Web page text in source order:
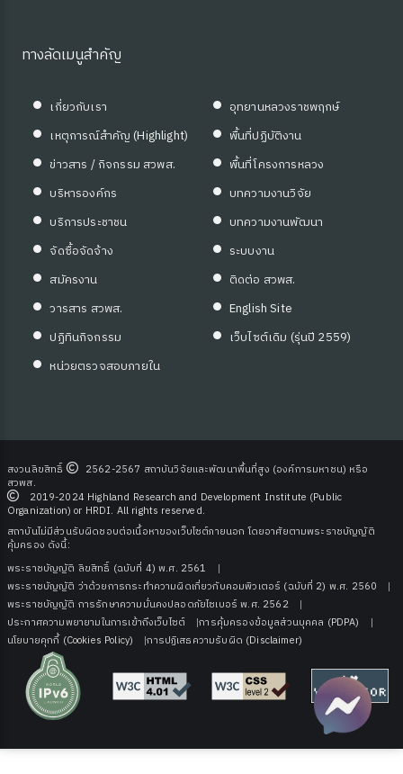
ทางลัดเมนูสำคัญ
เกี่ยวกับเรา
เหตุการณ์สำคัญ (Highlight)
ข่าวสาร / กิจกรรม สวพส.
บริหารองค์กร
บริการประชาชน
จัดซื้อจัดจ้าง
สมัครงาน
วารสาร สวพส.
ปฏิทินกิจกรรม
หน่วยตรวจสอบภายใน
อุทยานหลวงราชพฤกษ์
พื้นที่ปฏิบัติงาน
พื้นที่โครงการหลวง
บทความงานวิจัย
บทความงานพัฒนา
ระบบงาน
ติดต่อ สวพส.
English Site
เว็บไซต์เดิม (รุ่นปี 2559)
สงวนลิขสิทธิ์
2562-2567 สถาบันวิจัยและพัฒนาพื้นที่สูง (องค์การมหาชน) หรือ
สวพส.
2019-2024 Highland Research and Development Institute (Public
Organization) or HRDI. All rights reserved.
สถาบันไม่มีส่วนรับผิดชอบต่อเนื้อหาของเว็บไซต์ภายนอก โดยอาศัยตามพระราชบัญญัติ
คุ้มครอง ดังนี้:
พระราชบัญญัติ ลิขสิทธิ์ (ฉบับที่ 4) พ.ศ. 2561
พระราชบัญญัติ ว่าด้วยการกระทําความผิดเกี่ยวกับคอมพิวเตอร์ (ฉบับที่ 2) พ.ศ. 2560
พระราชบัญญัติ การรักษาความมั่นคงปลอดภัยไซเบอร์ พ.ศ. 2562
ประกาศความพยายามในการเข้าถึงเว็บไซต์
การคุ้มครองข้อมูลส่วนบุคคล (PDPA)
นโยบายคุกกี้ (Cookies Policy)
การปฏิเสธความรับผิด (Disclaimer)
ความรู้
มบ้าน)